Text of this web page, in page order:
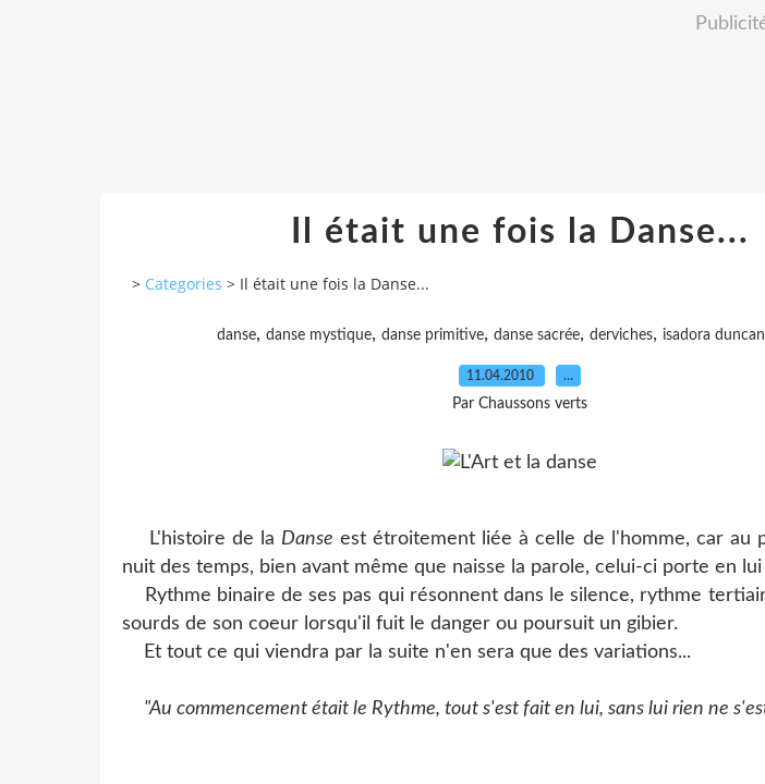
Il était une fois la Danse...
> Categories > Il était une fois la Danse...
danse, danse mystique, danse primitive, danse sacrée, derviches, isadora duncan
11.04.2010 …
Par Chaussons verts
L'histoire de la Danse est étroitement liée à celle de l'homme, car au
nuit des temps, bien avant même que naisse la parole, celui-ci porte en lui
Rythme binaire de ses pas qui résonnent dans le silence, rythme
sourds de son coeur lorsqu'il fuit le danger ou poursuit un gibier.
Et tout ce qui viendra par la suite n'en sera que des variations...
"Au commencement était le Rythme, tout s'est fait en lui, sans lui rien ne